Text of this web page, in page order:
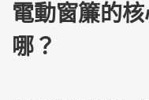
電動窗簾的
哪？